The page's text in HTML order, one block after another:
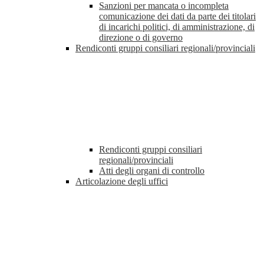
Sanzioni per mancata o incompleta
comunicazione dei dati da parte dei titolari
di incarichi politici, di amministrazione, di
direzione o di governo
Rendiconti gruppi consiliari regionali/provinciali
Rendiconti gruppi consiliari
regionali/provinciali
Atti degli organi di controllo
Articolazione degli uffici